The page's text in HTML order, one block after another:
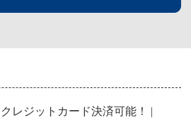
クレジットカード決済可能！ |